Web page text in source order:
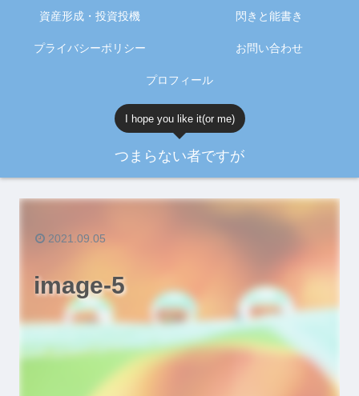
I hope you like it(or me)
つまらない者ですが
資産形成・投資投機 閃きと能書き
プライバシーポリシー お問い合わせ
プロフィール
image-5
2021.09.05